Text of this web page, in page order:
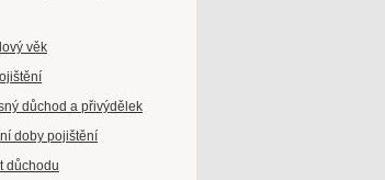
věk
důchod a přivýdělek
doby pojištění
důchodu